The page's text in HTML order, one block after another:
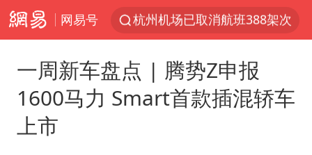
网易号
杭州机场已取消航班388架次
美将每月供乌爱国者拦截导弹
一周新车盘点 | 腾势Z申报
1600马力 Smart首款插混轿车
上市